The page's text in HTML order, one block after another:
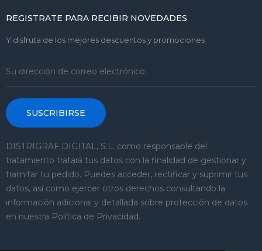
REGISTRATE PARA RECIBIR NOVEDADES
Y disfruta de los mejores descuentos y promociones
SUSCRIBIRSE
DISTRIGRAF DIGITAL, S.L. como responsable del
tratamiento tratará tus datos con la finalidad de gestionar y
tramitar tu pedido. Puedes acceder, rectificar y suprimir tus
datos, así como ejercer otros derechos consultando la
información adicional y detallada sobre protección de datos
en nuestra Política de Privacidad.